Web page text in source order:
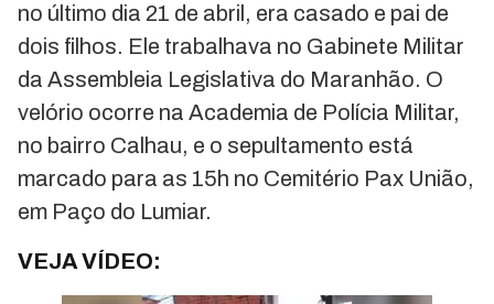
no último dia 21 de abril, era casado e pai de
dois filhos. Ele trabalhava no Gabinete Militar
da Assembleia Legislativa do Maranhão. O
velório ocorre na Academia de Polícia Militar,
no bairro Calhau, e o sepultamento está
marcado para as 15h no Cemitério Pax União,
em Paço do Lumiar.
VEJA VÍDEO: